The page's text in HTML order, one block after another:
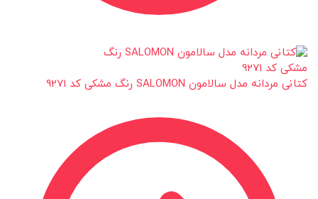
کتانی مردانه مدل سالامون SALOMON رنگ مشکی کد 9271